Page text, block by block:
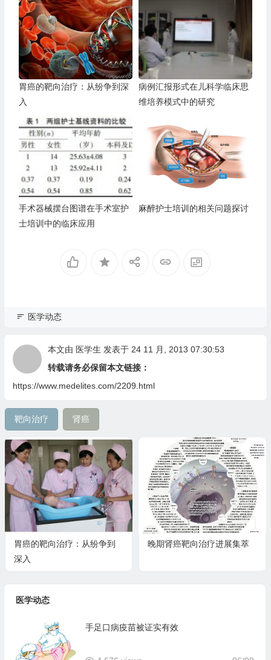
胃癌的靶向治疗：从纷争到深
入
病例汇报形式在儿科学临床思
维培养模式中的研究
手术器械摆台图谱在手术室护
士培训中的临床应用
麻醉护士培训的相关问题探讨
医学动态
本文由 医学生 发表于 24 11 月, 2013 07:30:53
转载请务必保留本文链接：
https://www.medelites.com/2209.html
靶向治疗 肾癌
胃癌的靶向治疗：从纷争到
深入
晚期肾癌靶向治疗进展集萃
医学动态
手足口病疫苗被证实有效